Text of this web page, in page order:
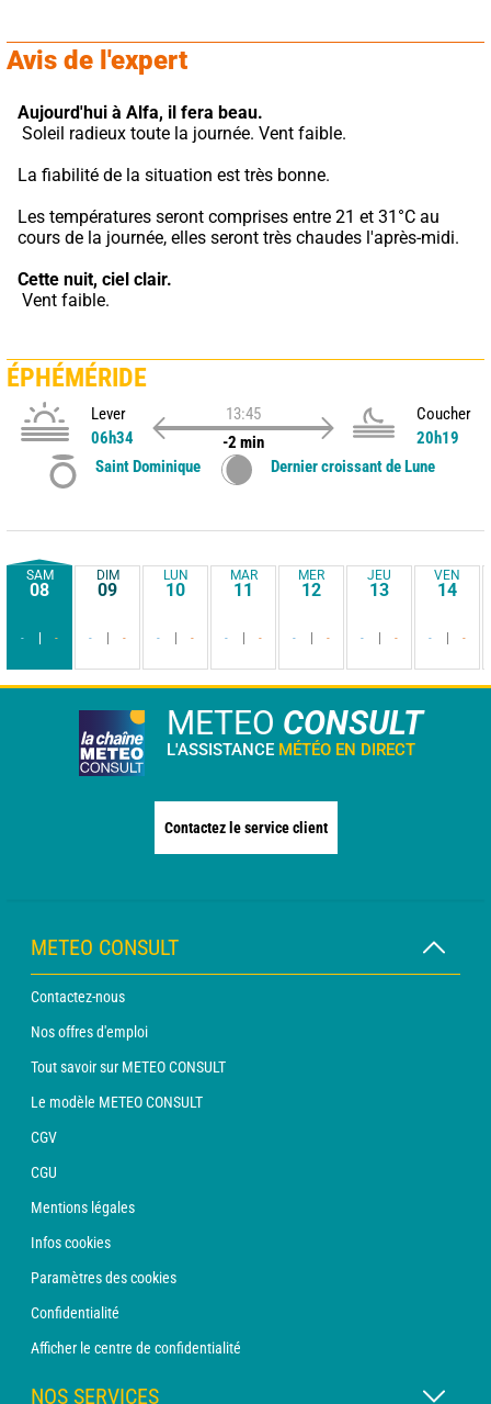
Avis de l'expert
Aujourd'hui à Alfa, il fera beau.
Soleil radieux toute la journée. Vent faible.
La fiabilité de la situation est très bonne.
Les températures seront comprises entre 21 et 31°C au
cours de la journée, elles seront très chaudes l'après-midi.
Cette nuit, ciel clair.
Vent faible.
ÉPHÉMÉRIDE
Lever
06h34
13:45
-2 min
Coucher
20h19
Saint Dominique
Dernier croissant de Lune
SAM
08
- -
DIM
09
- -
LUN
10
- -
MAR
11
- -
MER
12
- -
JEU
13
- -
VEN
14
- -
METEO CONSULT
L'ASSISTANCE MÉTÉO EN DIRECT
Contactez le service client
METEO CONSULT
Contactez-nous
Nos offres d'emploi
Tout savoir sur METEO CONSULT
Le modèle METEO CONSULT
CGV
CGU
Mentions légales
Infos cookies
Paramètres des cookies
Confidentialité
Afficher le centre de confidentialité
NOS SERVICES